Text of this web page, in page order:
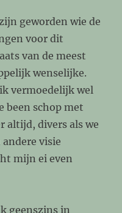
geworden wie de
voor dit
van de meest
wenselijke.
vermoedelijk wel
been schop met
altijd, divers als we
visie
mijn ei even
geenszins in